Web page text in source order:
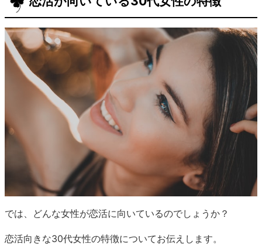
では、どんな女性が恋活に向いているのでしょうか？
恋活向きな30代女性の特徴についてお伝えします。